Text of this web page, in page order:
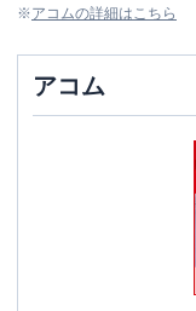
※アコムの詳細はこちら
アコム